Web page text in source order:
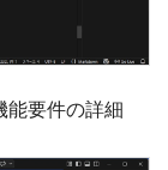
能要件の詳細